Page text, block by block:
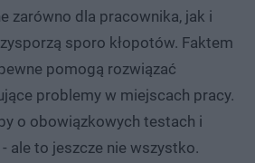
zarówno dla pracownika, jak i
sporo kłopotów. Faktem
pomogą rozwiązać
problemy w miejscach pracy.
o obowiązkowych testach i
ale to jeszcze nie wszystko.